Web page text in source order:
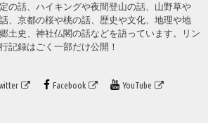
の話、ハイキングや夜間登山の話、山野草や
、京都の桜や桃の話、歴史や文化、地理や地
土史、神社仏閣の話などを語っています。リン
記録はごく一部だけ公開！
Facebook YouTube